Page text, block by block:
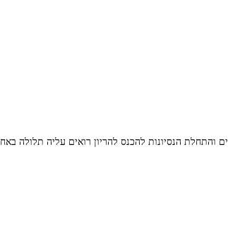
הנסיונות להכנס להריון רואים עליה תלולה באחוז